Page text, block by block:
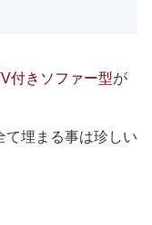
付きソファー型が
て埋まる事は珍しい